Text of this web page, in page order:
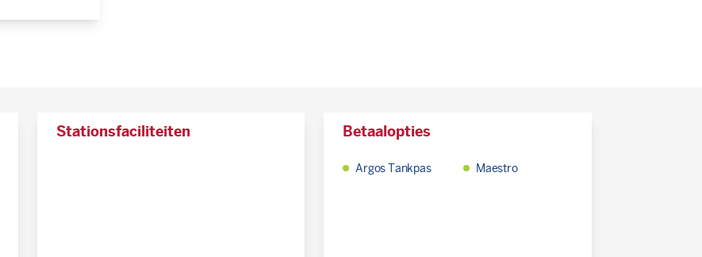
Stationsfaciliteiten Betaalopties
Argos Tankpas Maestro